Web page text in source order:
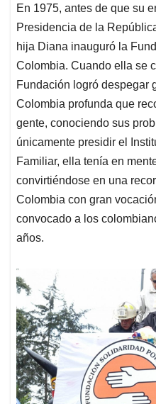
En 1975, antes de que su
Presidencia de la
hija Diana inauguró la
Colombia. Cuando ella se
Fundación logró despegar
Colombia profunda que
gente, conociendo sus
únicamente presidir el
Familiar, ella tenía en
convirtiéndose en una
Colombia con gran
convocado a los
años.